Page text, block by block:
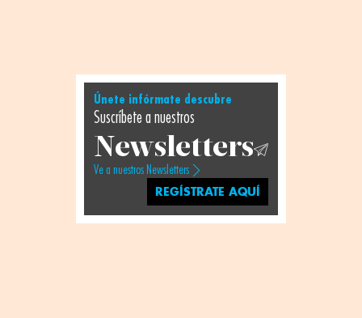
Únete infórmate descubre
Suscríbete a nuestros
Newsletters
Ve a nuestros Newsletters
REGÍSTRATE AQUÍ